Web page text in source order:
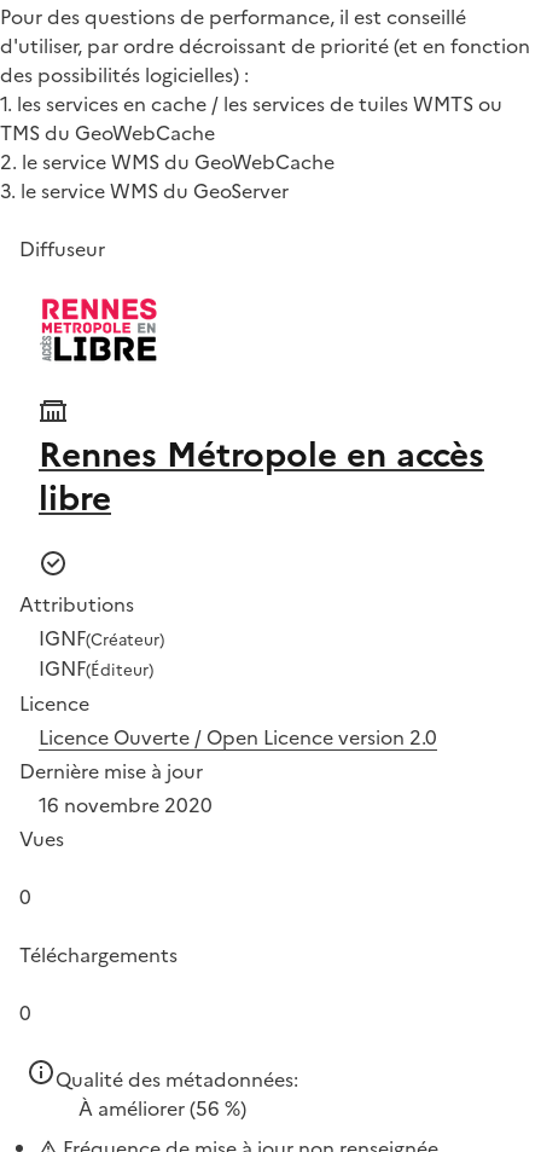
Pour des questions de performance, il est conseillé
d'utiliser, par ordre décroissant de priorité (et en fonction
des possibilités logicielles) :
1. les services en cache / les services de tuiles WMTS ou
TMS du GeoWebCache
2. le service WMS du GeoWebCache
3. le service WMS du GeoServer
Diffuseur
Rennes Métropole en accès
libre
Attributions
IGNF(Créateur)
IGNF(Éditeur)
Licence
Licence Ouverte / Open Licence version 2.0
Dernière mise à jour
16 novembre 2020
Vues
0
Téléchargements
0
Qualité des métadonnées:
À améliorer(56 %)